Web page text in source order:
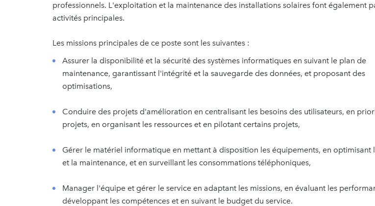
professionnels. L'exploitation et la maintenance des installations solaires font également
activités principales.
Les missions principales de ce poste sont les suivantes :
Assurer la disponibilité et la sécurité des systèmes informatiques en suivant le plan de
maintenance, garantissant l'intégrité et la sauvegarde des données, et proposant des
optimisations,
Conduire des projets d'amélioration en centralisant les besoins des utilisateurs, en
projets, en organisant les ressources et en pilotant certains projets,
Gérer le matériel informatique en mettant à disposition les équipements, en optimisant
et la maintenance, et en surveillant les consommations téléphoniques,
Manager l'équipe et gérer le service en adaptant les missions, en évaluant les
développant les compétences et en suivant le budget du service.